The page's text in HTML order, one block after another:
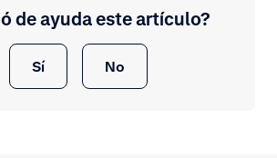
de ayuda este artículo?
Sí No